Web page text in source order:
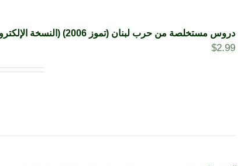
دروس مستخلصة من حرب لبنان (تموز 2006) (النسخة الإلكترونية)
$2.99